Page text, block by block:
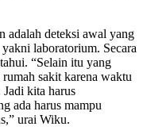
adalah deteksi awal yang
laboratorium. Secara
“Selain itu yang
sakit karena waktu
kita harus
ada harus mampu
urai Wiku.